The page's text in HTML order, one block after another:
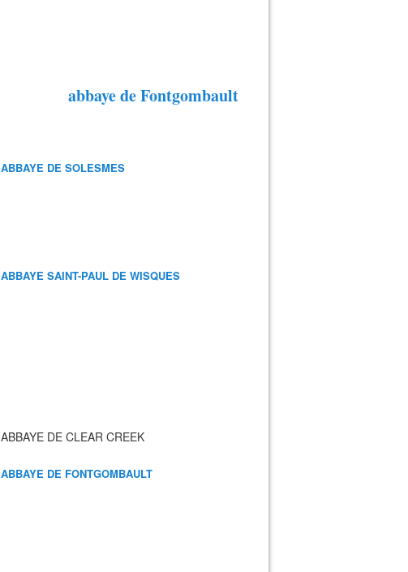
abbaye de Fontgombault
ABBAYE DE SOLESMES
ABBAYE SAINT-PAUL DE WISQUES
ABBAYE DE CLEAR CREEK
ABBAYE DE FONTGOMBAULT